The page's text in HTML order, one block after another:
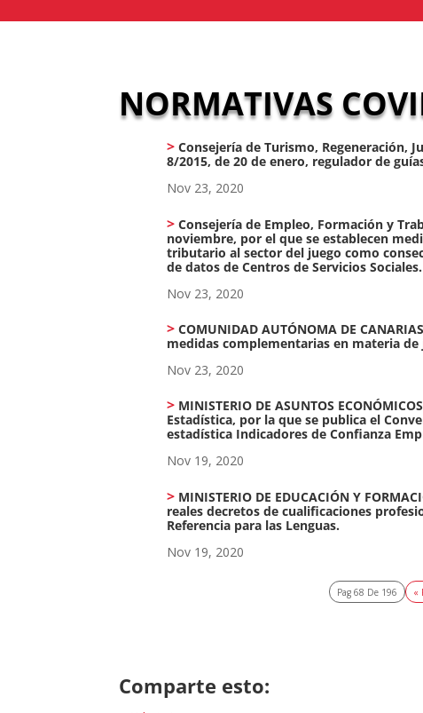
NORMATIVAS
Consejería de Turismo, Regeneración,
8/2015, de 20 de enero, regulador de
Nov 23, 2020
Consejería de Empleo, Formación y
noviembre, por el que se establecen
tributario al sector del juego como
de datos de Centros de Servicios Sociales.
Nov 23, 2020
COMUNIDAD AUTÓNOMA DE
medidas complementarias en materia de
Nov 23, 2020
MINISTERIO DE ASUNTOS
Estadística, por la que se publica el
estadística Indicadores de Confianza
Nov 19, 2020
MINISTERIO DE EDUCACIÓN Y
reales decretos de cualificaciones
Referencia para las Lenguas.
Nov 19, 2020
Pag 68 De 196 «
Comparte esto: